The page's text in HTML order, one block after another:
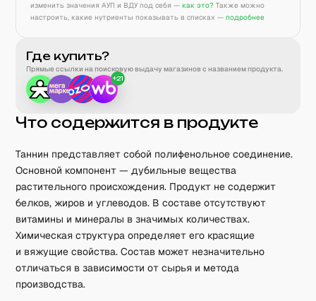
изменить значения АУП и ВДУ под себя — как это? Также можно
настроить, какие нутриенты показывать в списках — подробнее
Где купить?
Прямые ссылки на поисковую выдачу магазинов с названием продукта.
+21
Что содержится в продукте
Таннин представляет собой полифенольное соединение.
Основной компонент — дубильные вещества
растительного происхождения. Продукт не содержит
белков, жиров и углеводов. В составе отсутствуют
витамины и минералы в значимых количествах.
Химическая структура определяет его красящие
и вяжущие свойства. Состав может незначительно
отличаться в зависимости от сырья и метода
производства.